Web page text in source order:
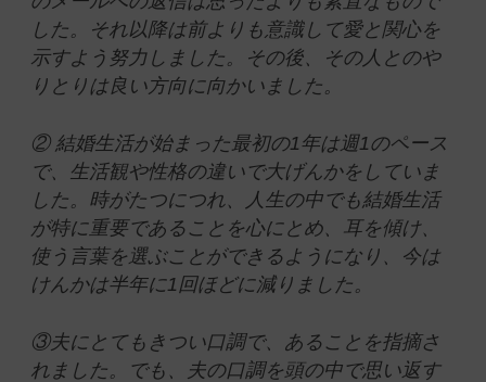
した。それ以降は前よりも意識して愛と関心を
示すよう努力しました。その後、その人とのや
りとりは良い方向に向かいました。
② 結婚生活が始まった最初の1年は週1のペース
で、生活観や性格の違いで大げんかをしていま
した。時がたつにつれ、人生の中でも結婚生活
が特に重要であることを心にとめ、耳を傾け、
使う言葉を選ぶことができるようになり、今は
けんかは半年に1回ほどに減りました。
③夫にとてもきつい口調で、あることを指摘さ
れました。でも、夫の口調を頭の中で思い返す